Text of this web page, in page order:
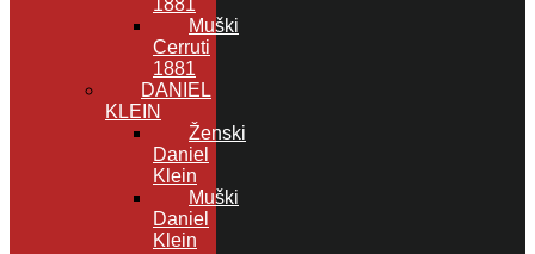
Muški
Cerruti
1881
DANIEL
KLEIN
Ženski
Daniel
Klein
Muški
Daniel
Klein